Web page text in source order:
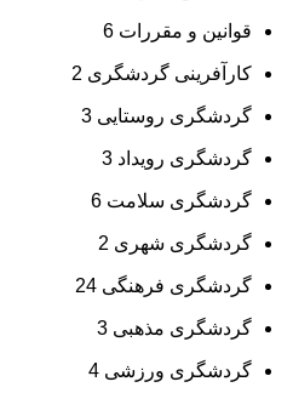
قوانین و مقررات 6
کارآفرینی گردشگری 2
گردشگری روستایی 3
گردشگری رویداد 3
گردشگری سلامت 6
گردشگری شهری 2
گردشگری فرهنگی 24
گردشگری مذهبی 3
گردشگری ورزشی 4